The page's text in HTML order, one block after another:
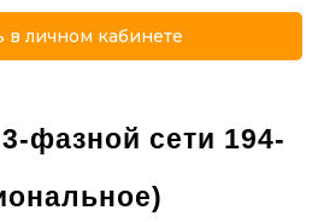
в личном кабинете
фазной сети 194-